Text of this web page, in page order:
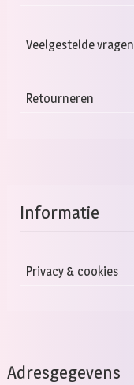
Veelgestelde vragen
Retourneren
Informatie
Privacy & cookies
Adresgegevens